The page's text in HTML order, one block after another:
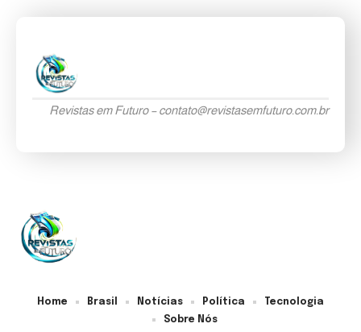
Revistas em Futuro –contato@revistasemfuturo.com.br
Home Brasil Notícias Política
Tecnologia
Sobre Nós